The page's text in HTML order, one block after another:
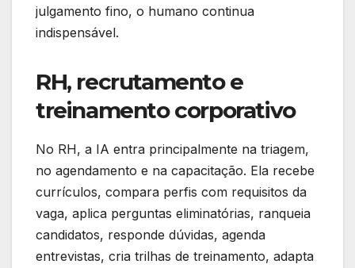
julgamento fino, o humano continua
indispensável.
RH, recrutamento e
treinamento corporativo
No RH, a IA entra principalmente na triagem,
no agendamento e na capacitação. Ela recebe
currículos, compara perfis com requisitos da
vaga, aplica perguntas eliminatórias, ranqueia
candidatos, responde dúvidas, agenda
entrevistas, cria trilhas de treinamento, adapta